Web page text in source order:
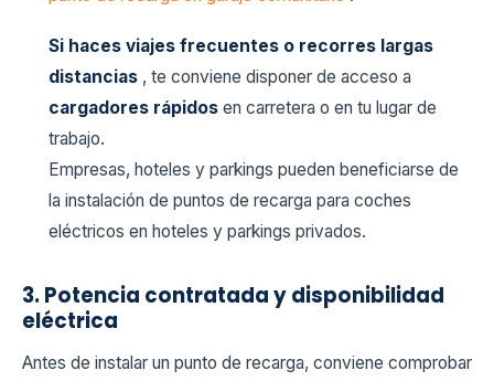
Si haces viajes frecuentes o recorres largas
distancias , te conviene disponer de acceso a
cargadores rápidos en carretera o en tu lugar de
trabajo.
Empresas, hoteles y parkings pueden beneficiarse de
la instalación de puntos de recarga para coches
eléctricos en hoteles y parkings privados.
3. Potencia contratada y disponibilidad
eléctrica
Antes de instalar un punto de recarga, conviene comprobar